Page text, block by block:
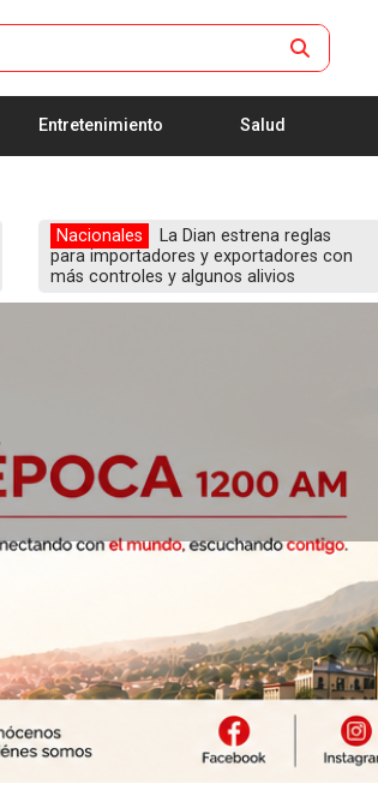
Entretenimiento Salud
Nacionales
La Dian estrena reglas
para importadores y exportadores con
más controles y algunos alivios